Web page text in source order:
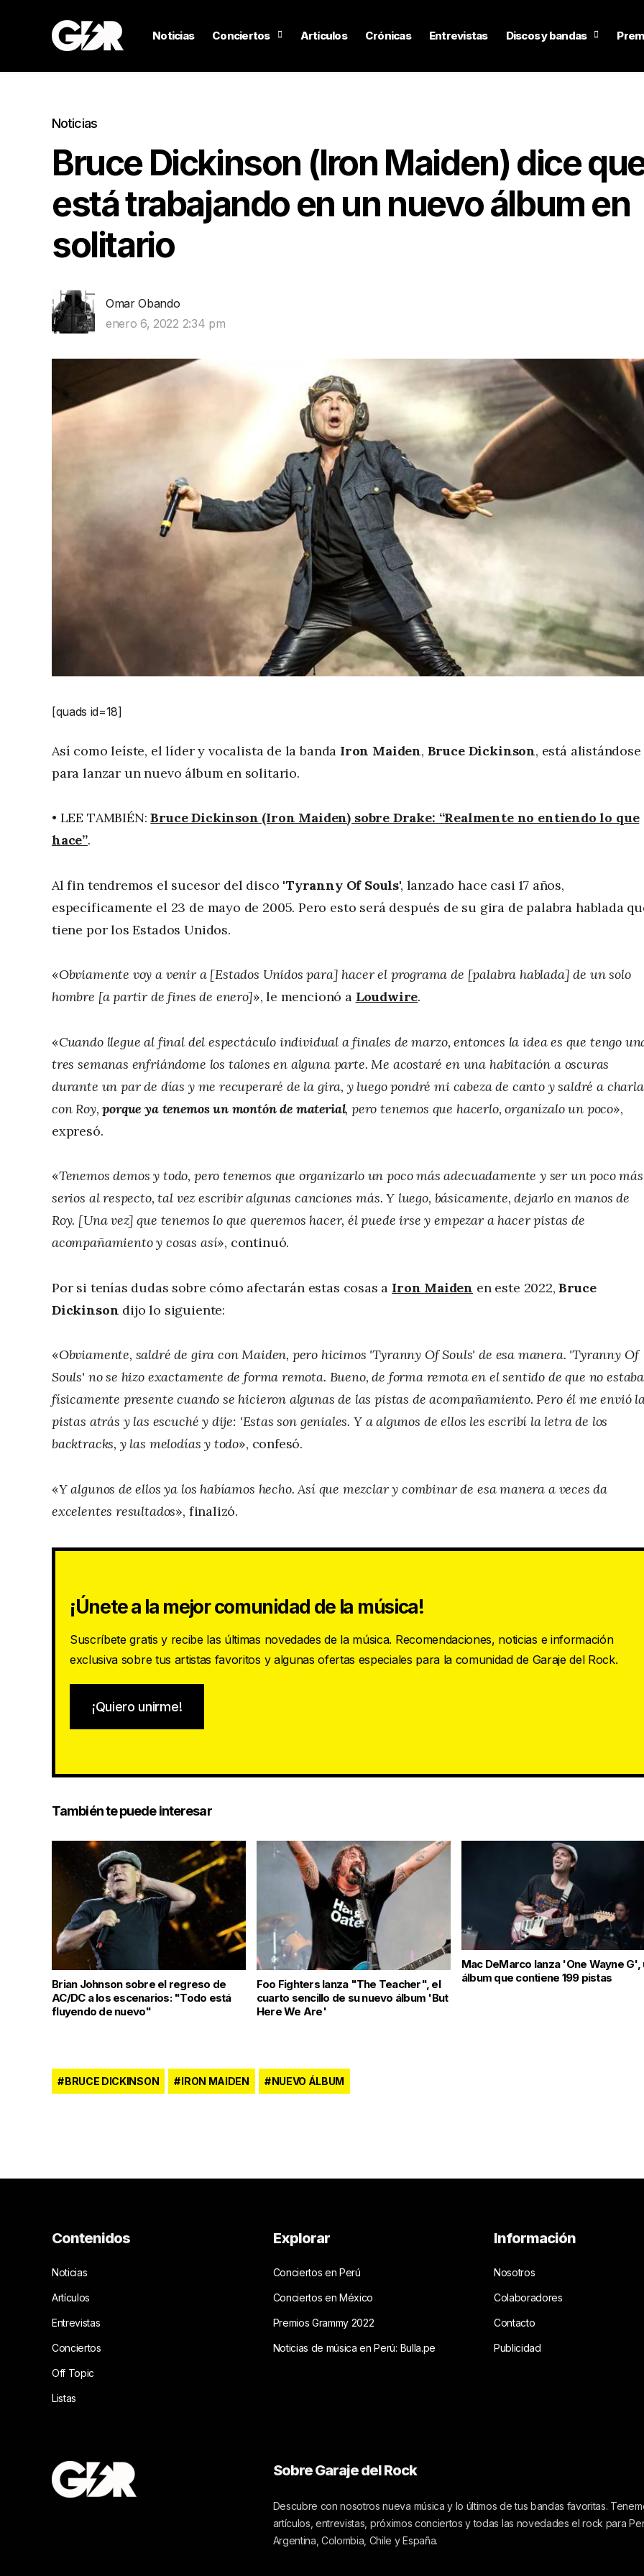
Noticias Conciertos Artículos Crónicas Entrevistas Discos y bandas
Noticias
Bruce Dickinson (Iron Maiden) dice
está trabajando en un nuevo álbum en
solitario
Omar Obando
enero 6, 2022 2:34 pm
[quads id=18]
Así como leíste, el líder y vocalista de la banda Iron Maiden, Bruce Dickinson, está alistándose
para lanzar un nuevo álbum en solitario.
• LEE TAMBIÉN:Bruce Dickinson (Iron Maiden) sobre Drake: “Realmente no entiendo lo que
hace”.
Al fin tendremos el sucesor del disco 'Tyranny Of Souls', lanzado hace casi 17 años,
específicamente el 23 de mayo de 2005. Pero esto será después de su gira de palabra hablada
tiene por los Estados Unidos.
«Obviamente voy a venir a [Estados Unidos para] hacer el programa de [palabra hablada] de un solo
hombre [a partir de fines de enero]», le mencionó a Loudwire.
«Cuando llegue al final del espectáculo individual a finales de marzo, entonces la idea es que tengo
tres semanas enfriándome los talones en alguna parte. Me acostaré en una habitación a oscuras
durante un par de días y me recuperaré de la gira, y luego pondré mi cabeza de canto y saldré a
con Roy,porque ya tenemos un montón de material, pero tenemos que hacerlo, organízalo un poco»,
expresó.
«Tenemos demos y todo, pero tenemos que organizarlo un poco más adecuadamente y ser un poco más
serios al respecto, tal vez escribir algunas canciones más. Y luego, básicamente, dejarlo en manos de
Roy. [Una vez] que tenemos lo que queremos hacer, él puede irse y empezar a hacer pistas de
acompañamiento y cosas así», continuó.
Por si tenías dudas sobre cómo afectarán estas cosas a Iron Maiden en este 2022,Bruce
Dickinson dijo lo siguiente:
«Obviamente, saldré de gira con Maiden, pero hicimos 'Tyranny Of Souls' de esa manera. 'Tyranny Of
Souls' no se hizo exactamente de forma remota. Bueno, de forma remota en el sentido de que no estaba
físicamente presente cuando se hicieron algunas de las pistas de acompañamiento. Pero él me envió
pistas atrás y las escuché y dije: 'Estas son geniales. Y a algunos de ellos les escribí la letra de los
backtracks, y las melodías y todo», confesó.
«Y algunos de ellos ya los habíamos hecho. Así que mezclar y combinar de esa manera a veces da
excelentes resultados», finalizó.
¡Únete a la mejor comunidad de la música!
Suscríbete gratis y recibe las últimas novedades de la música. Recomendaciones, noticias e información
exclusiva sobre tus artistas favoritos y algunas ofertas especiales para la comunidad de Garaje del Rock.
¡Quiero unirme!
También te puede interesar
Brian Johnson sobre el regreso de
AC/DC a los escenarios: "Todo está
fluyendo de nuevo"
Foo Fighters lanza "The Teacher", el
cuarto sencillo de su nuevo álbum 'But
Here We Are'
Mac DeMarco lanza 'One Wayne G',
álbum que contiene 199 pistas
BRUCE DICKINSON IRON MAIDEN NUEVO ÁLBUM
Contenidos
Noticias
Artículos
Entrevistas
Conciertos
Off Topic
Listas
Explorar
Conciertos en Perú
Conciertos en México
Premios Grammy 2022
Noticias de música en Perú: Bulla.pe
Información
Nosotros
Colaboradores
Contacto
Publicidad
Sobre Garaje del Rock
Descubre con nosotros nueva música y lo últimos de tus bandas favoritas.
artículos, entrevistas, próximos conciertos y todas las novedades el rock para
Argentina, Colombia, Chile y España.